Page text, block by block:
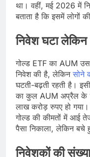
था। वहीं, मई 2026 में
बताता है कि इसमें लोगों
निवेश घटा लेकिन
गोल्ड ETF का AUM
निवेश की है, लेकिनसोने
घटती-बढ़ती रहती है।
का कुल AUM अप्रैल के
लाख करोड़ रुपए हो
गोल्ड की कीमतों में आई
पैसा निकाला, लेकिन बचे
निवेशकों की